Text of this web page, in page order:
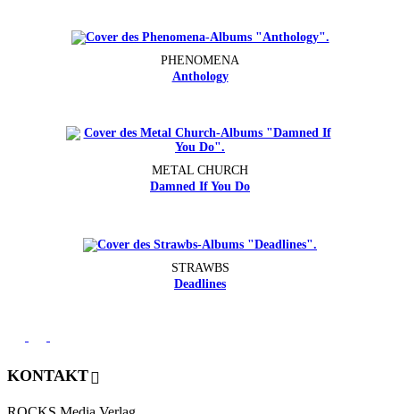
PHENOMENA
Anthology
METAL CHURCH
Damned If You Do
STRAWBS
Deadlines
KONTAKT